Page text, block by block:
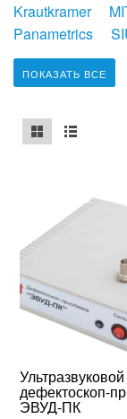
Krautkramer
Panametrics
ПОКАЗАТЬ ВСЕ
Ультразвуковой
дефектоскоп-
ЭВУД-ПК